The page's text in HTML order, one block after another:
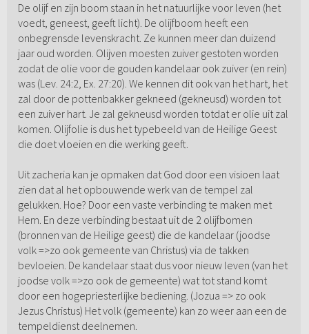
De olijf en zijn boom staan in het natuurlijke voor leven (het
voedt, geneest, geeft licht). De olijfboom heeft een
onbegrensde levenskracht. Ze kunnen meer dan duizend
jaar oud worden. Olijven moesten zuiver gestoten worden
zodat de olie voor de gouden kandelaar ook zuiver (en rein)
was (Lev. 24:2, Ex. 27:20). We kennen dit ook van het hart, het
zal door de pottenbakker gekneed (gekneusd) worden tot
een zuiver hart. Je zal gekneusd worden totdat er olie uit zal
komen. Olijfolie is dus het typebeeld van de Heilige Geest
die doet vloeien en die werking geeft.
Uit zacheria kan je opmaken dat God door een visioen laat
zien dat al het opbouwende werk van de tempel zal
gelukken. Hoe? Door een vaste verbinding te maken met
Hem. En deze verbinding bestaat uit de 2 olijfbomen
(bronnen van de Heilige geest) die de kandelaar (joodse
volk =>zo ook gemeente van Christus) via de takken
bevloeien. De kandelaar staat dus voor nieuw leven (van het
joodse volk =>zo ook de gemeente) wat tot stand komt
door een hogepriesterlijke bediening. (Jozua => zo ook
Jezus Christus) Het volk (gemeente) kan zo weer aan een de
tempeldienst deelnemen.